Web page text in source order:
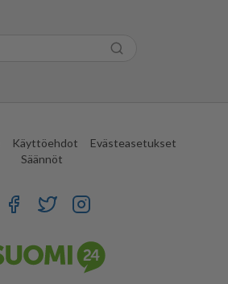
Käyttöehdot
Evästeasetukset
Säännöt